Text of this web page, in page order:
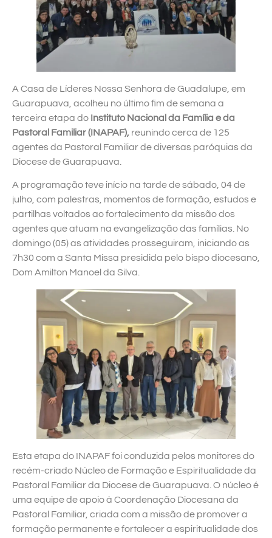
A Casa de Líderes Nossa Senhora de Guadalupe, em
Guarapuava, acolheu no último fim de semana a
terceira etapa do Instituto Nacional da Família e da
Pastoral Familiar (INAPAF), reunindo cerca de 125
agentes da Pastoral Familiar de diversas paróquias da
Diocese de Guarapuava.
A programação teve início na tarde de sábado, 04 de
julho, com palestras, momentos de formação, estudos e
partilhas voltados ao fortalecimento da missão dos
agentes que atuam na evangelização das famílias. No
domingo (05) as atividades prosseguiram, iniciando as
7h30 com a Santa Missa presidida pelo bispo diocesano,
Dom Amilton Manoel da Silva.
Esta etapa do INAPAF foi conduzida pelos monitores do
recém-criado Núcleo de Formação e Espiritualidade da
Pastoral Familiar da Diocese de Guarapuava. O núcleo é
uma equipe de apoio à Coordenação Diocesana da
Pastoral Familiar, criada com a missão de promover a
formação permanente e fortalecer a espiritualidade dos